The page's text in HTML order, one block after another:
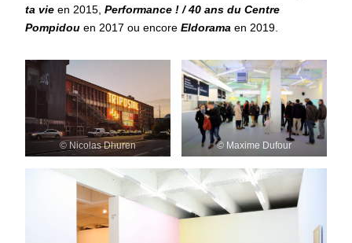
ta vie en 2015, Performance ! / 40 ans du Centre
Pompidou en 2017 ou encore Eldorama en 2019.
© Nicolas Dhuren © Maxime Dufour